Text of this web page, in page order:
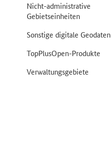
Nicht-administrative
Gebietseinheiten
Sonstige digitale Geodaten
TopPlusOpen-Produkte
Verwaltungsgebiete